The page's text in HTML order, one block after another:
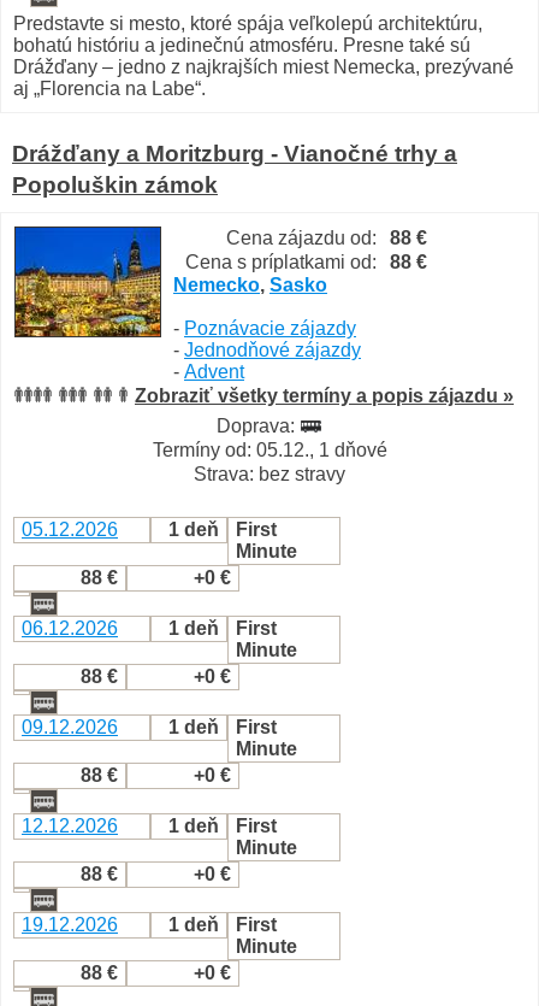
Predstavte si mesto, ktoré spája veľkolepú architektúru,
bohatú históriu a jedinečnú atmosféru. Presne také sú
Drážďany – jedno z najkrajších miest Nemecka, prezývané
aj „Florencia na Labe“.
Drážďany a Moritzburg - Vianočné trhy a
Popoluškin zámok
Cena zájazdu od:
88 €
Cena s príplatkami od:
88 €
Nemecko, Sasko
- Poznávacie zájazdy
- Jednodňové zájazdy
- Advent
Zobraziť všetky termíny a popis zájazdu »
Doprava:
Termíny od: 05.12., 1 dňové
Strava: bez stravy
05.12.2026 1 deň
First
Minute
88 €
+0 €
06.12.2026 1 deň
First
Minute
88 €
+0 €
09.12.2026 1 deň
First
Minute
88 €
+0 €
12.12.2026 1 deň
First
Minute
88 €
+0 €
19.12.2026 1 deň
First
Minute
88 €
+0 €